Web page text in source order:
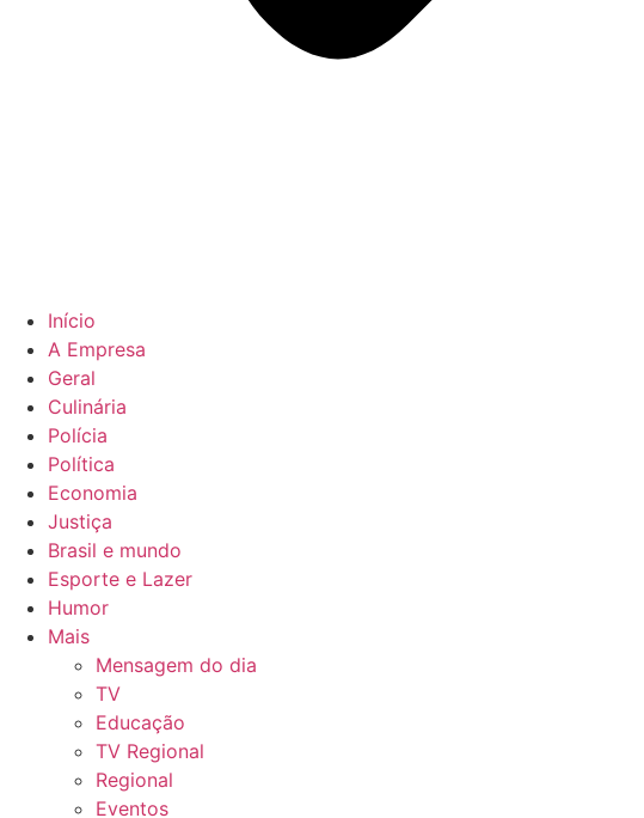
Início
A Empresa
Geral
Culinária
Polícia
Política
Economia
Justiça
Brasil e mundo
Esporte e Lazer
Humor
Mais
Mensagem do dia
TV
Educação
TV Regional
Regional
Eventos